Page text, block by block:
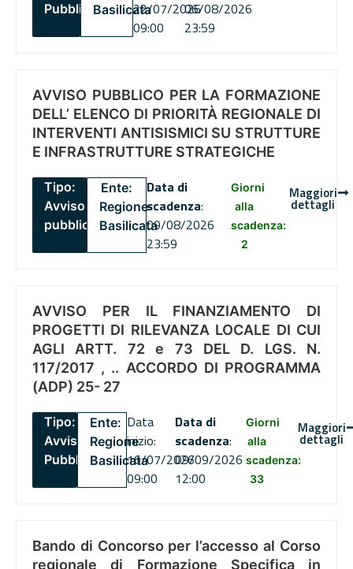
PubblicoBasilicata22/07/2026
09:00
06/08/2026
23:59
AVVISO PUBBLICO PER LA FORMAZIONE
DELL’ ELENCO DI PRIORITÀ REGIONALE DI
INTERVENTI ANTISISMICI SU STRUTTURE
E INFRASTRUTTURE STRATEGICHE
Tipo:
Avviso
pubblico
Ente:
Regione
Basilicata
Data di
scadenza:
09/08/2026
23:59
Giorni
alla
scadenza:
2
Maggiori
dettagli
AVVISO PER IL FINANZIAMENTO DI
PROGETTI DI RILEVANZA LOCALE DI CUI
AGLI ARTT. 72 e 73 DEL D. LGS. N.
117/2017 , .. ACCORDO DI PROGRAMMA
(ADP) 25- 27
Tipo:
Avviso
Pubblico
Ente:
Regione
Basilicata
Data
inizio:
16/07/2026
09:00
Data di
scadenza:
09/09/2026
12:00
Giorni
alla
scadenza:
33
Maggiori
dettagli
Bando di Concorso per l’accesso al Corso
regionale di Formazione Specifica in